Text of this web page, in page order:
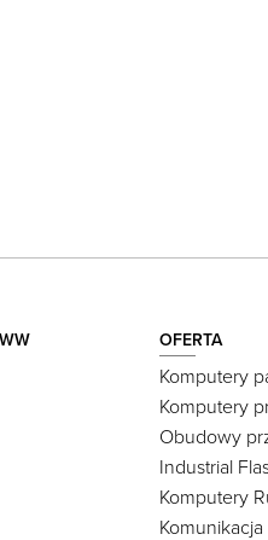
OFERTA
Komputery
Komputery
Obudowy
Industrial
Komputery